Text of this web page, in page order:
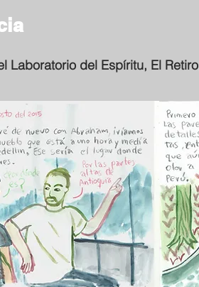
Laboratorio del Espíritu, El